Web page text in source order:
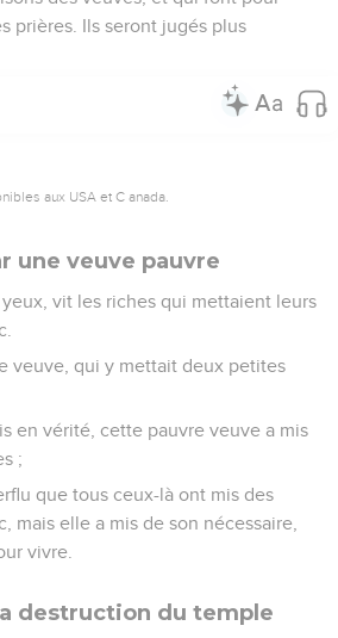
prières. Ils seront jugés plus
aux USA et C anada.
une veuve pauvre
vit les riches qui mettaient leurs
veuve, qui y mettait deux petites
en vérité, cette pauvre veuve a mis
;
que tous ceux-là ont mis des
mais elle a mis de son nécessaire,
vivre.
destruction du temple